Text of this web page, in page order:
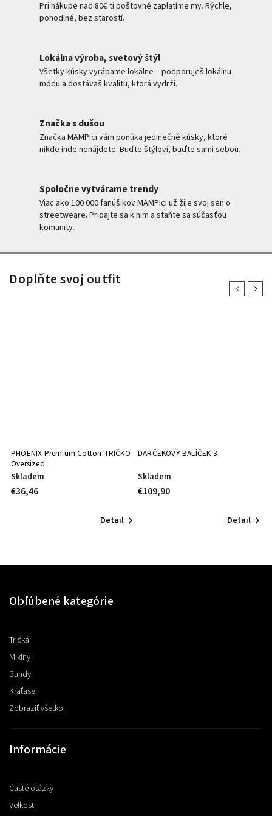
Pri nákupe nad 80€ ti poštovné zaplatíme my. Rýchle,
pohodlné, bez starostí.
Lokálna výroba, svetový štýl
Všetky kúsky vyrábame lokálne – podporuješ lokálnu
módu a dostávaš kvalitu, ktorá vydrží.
Značka s dušou
Značka MAMPici vám ponúka jedinečné kúsky, ktoré
nikde inde nenájdete. Buďte štýloví, buďte sami sebou.
Spoločne vytvárame trendy
Viac ako 100 000 fanúšikov MAMPici už žije svoj sen o
streetweare. Pridajte sa k nim a staňte sa súčasťou
komunity.
Doplňte svoj outfit
Previous
PHOENIX Premium Cotton TRIČKO
Oversized
Skladem
€36,46
Detail
DARČEKOVÝ BALÍČEK 3
Skladem
€109,90
Detail
Next
Obľúbené kategórie
Tričká
Mikiny
Bundy
Kraťase
Zobraziť všetko..
Informácie
Časté otázky
Veľkosti